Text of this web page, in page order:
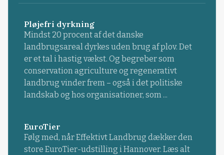
Pløjefri dyrkning
Mindst 20 procent af det danske
landbrugsareal dyrkes uden brug af plov. Det
er et tal i hastig vækst. Og begreber som
conservation agriculture og regenerativt
landbrug vinder frem – også i det politiske
landskab og hos organisationer, som ...
EuroTier
Følg med, når Effektivt Landbrug dækker den
store EuroTier-udstilling i Hannover. Læs alt